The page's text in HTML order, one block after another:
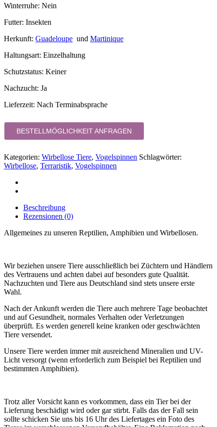
Winterruhe: Nein
Futter: Insekten
Herkunft: Guadeloupe und Martinique
Haltungsart: Einzelhaltung
Schutzstatus: Keiner
Nachzucht: Ja
Lieferzeit: Nach Terminabsprache
BESTELLMÖGLICHKEIT ANFRAGEN
Kategorien: Wirbellose Tiere, Vogelspinnen Schlagwörter:
Wirbellose, Terraristik, Vogelspinnen
Beschreibung
Rezensionen (0)
Allgemeines zu unseren Reptilien, Amphibien und Wirbellosen.
Wir beziehen unsere Tiere ausschließlich bei Züchtern und Händlern
des Vertrauens und achten dabei auf besonders gute Qualität.
Nachzuchten und Tiere aus Deutschland sind stets unsere erste
Wahl.
Nach der Ankunft werden die Tiere auch mehrere Tage beobachtet
und auf Gesundheit, normales Verhalten oder Verletzungen
überprüft. Es werden generell keine kranken oder geschwächten
Tiere versendet.
Unsere Tiere werden immer mit ausreichend Mineralien und UV-
Licht versorgt (wenn erforderlich zum Beispiel bei Reptilien und
bestimmten Amphibien).
Trotz aller Vorsicht kann es vorkommen, dass ein Tier bei der
Lieferung beschädigt wird oder gar stirbt. Falls das der Fall sein
sollte schicken Sie uns bis 16 Uhr des Liefertages ein Foto des